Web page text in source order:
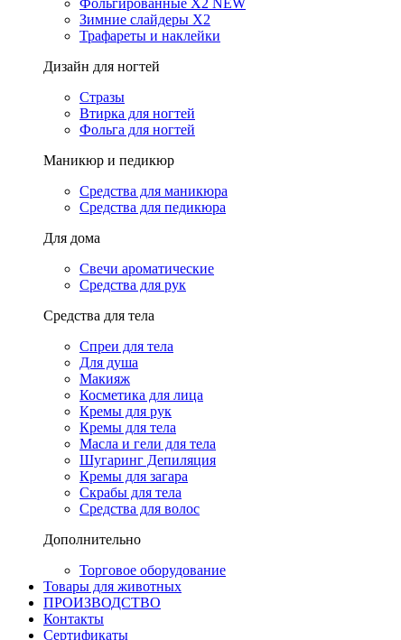
Фольгированные X2 NEW
Зимние слайдеры Х2
Трафареты и наклейки
Дизайн для ногтей
Стразы
Втирка для ногтей
Фольга для ногтей
Маникюр и педикюр
Средства для маникюра
Средства для педикюра
Для дома
Свечи ароматические
Средства для рук
Средства для тела
Спреи для тела
Для душа
Макияж
Косметика для лица
Кремы для рук
Кремы для тела
Масла и гели для тела
Шугаринг Депиляция
Кремы для загара
Скрабы для тела
Средства для волос
Дополнительно
Торговое оборудование
Товары для животных
ПРОИЗВОДСТВО
Контакты
Сертификаты